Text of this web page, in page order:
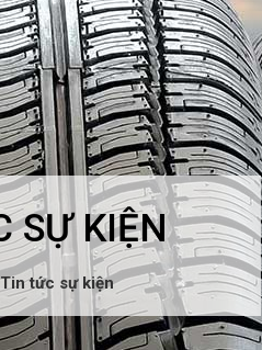
SỰ KIỆN
Tin tức sự kiện